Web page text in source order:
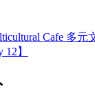
Cafe 多元
】